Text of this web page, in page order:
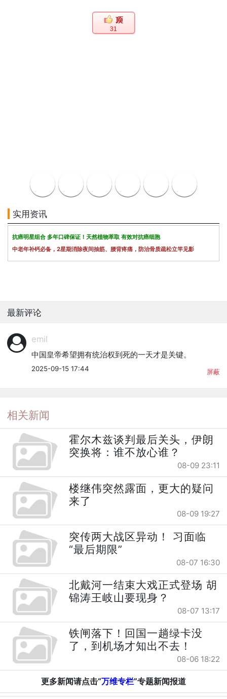
31
实用资讯
抗癌明星组合 多年口碑保证！天然植物萃取 有效对抗癌细胞
中老年补钙必备，2星期消除夜间抽筋、腰背疼痛，防治骨质疏松立竿见影
最新评论
emil
中国皇帝希望拥有统治权到死的一天才是关键。
2025-09-15 17:44 屏蔽
相关新闻
霍尔木兹谈判最后关头，伊朗
突换将：谁不放心谁？
08-09 23:11
楼继伟突然露面，更大的疑问
来了
08-09 19:27
突传两大战区异动！ 习面临
“最后期限”
08-07 16:30
北戴河一结束大戏正式登场 胡
锦涛王岐山要现身？
08-07 13:17
铁闸落下！回国一趟绿卡没
了，到机场才知出不去！
08-06 18:22
更多新闻请点击“万维专栏”专题新闻报道